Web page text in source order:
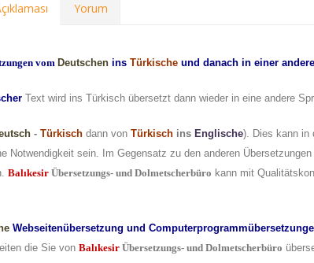
Yorum
vom Deutschen ins Türkische und danach in einer
Text wird ins Türkisch übersetzt dann wieder in eine andere
- Türkisch dann von Türkisch ins Englische). Dies kann in
Notwendigkeit sein. Im Gegensatz zu den anderen
Balıkesir Übersetzungs- und Dolmetscherbüro kann mit
Webseitenübersetzung und
die Sie von Balıkesir Übersetzungs- und Dolmetscherbüro